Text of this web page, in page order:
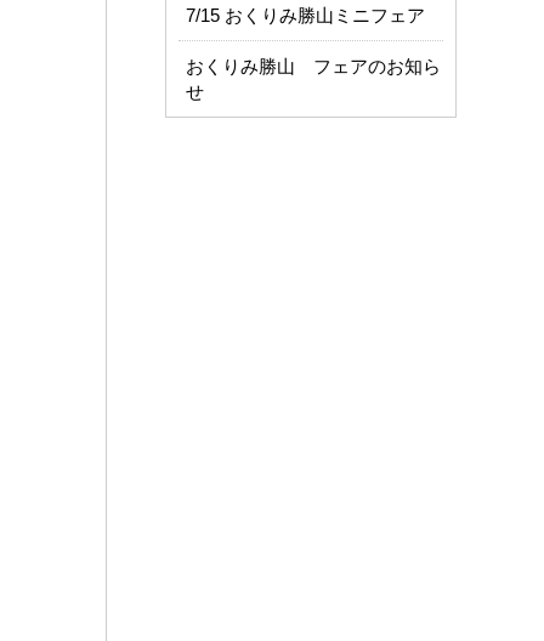
7/15 おくりみ勝山ミニフェア
おくりみ勝山 フェアのお知ら
せ